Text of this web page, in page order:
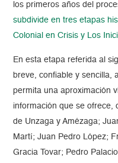
los primeros años del
subdivide en tres etapas
Colonial en Crisis y Los
En esta etapa referida al
breve, confiable y sencilla,
permita una aproximación
información que se ofrece,
de Unzaga y Amézaga;
Martí; Juan Pedro López;
Gracia Tovar; Pedro